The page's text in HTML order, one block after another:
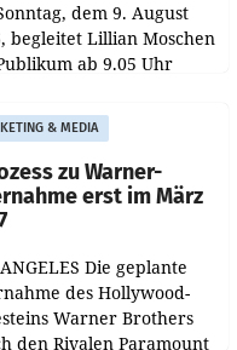
dem 9. August
begleitet Lillian Moschen
ab 9.05 Uhr
Die Sendung
mit der Dokumentation
Jahre Grafenegg
& MEDIA
zu Warner-
erst im März
Die geplante
des Hollywood-
Warner Brothers
den Rivalen Paramount